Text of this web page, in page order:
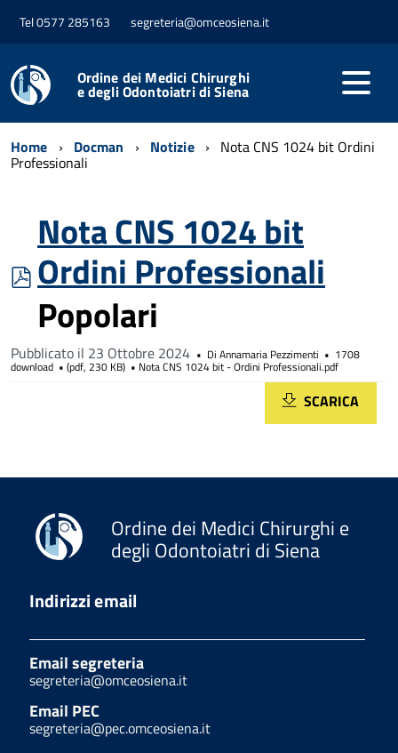
Tel 0577 285163 segreteria@omceosiena.it
Ordine dei Medici Chirurghi
e degli Odontoiatri di Siena
Home Docman Notizie Nota CNS 1024 bit Ordini
Professionali
pdf
Nota CNS 1024 bit
Ordini Professionali
Popolari
Pubblicato il 23 Ottobre 2024 Di Annamaria Pezzimenti 1708
download (pdf, 230 KB) Nota CNS 1024 bit - Ordini Professionali.pdf
SCARICA
Ordine dei Medici Chirurghi e
degli Odontoiatri di Siena
Indirizzi email
Email segreteria
segreteria@omceosiena.it
Email PEC
segreteria@pec.omceosiena.it